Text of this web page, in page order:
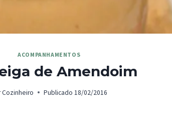
ACOMPANHAMENTOS
de Amendoim
Cozinheiro Publicado 18/02/2016